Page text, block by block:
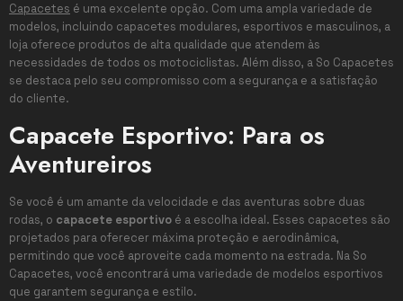
Capacetes é uma excelente opção. Com uma ampla variedade de
modelos, incluindo capacetes modulares, esportivos e masculinos, a
loja oferece produtos de alta qualidade que atendem às
necessidades de todos os motociclistas. Além disso, a So Capacetes
se destaca pelo seu compromisso com a segurança e a satisfação
do cliente.
Capacete Esportivo: Para os
Aventureiros
Se você é um amante da velocidade e das aventuras sobre duas
rodas, o capacete esportivo é a escolha ideal. Esses capacetes são
projetados para oferecer máxima proteção e aerodinâmica,
permitindo que você aproveite cada momento na estrada. Na So
Capacetes, você encontrará uma variedade de modelos esportivos
que garantem segurança e estilo.